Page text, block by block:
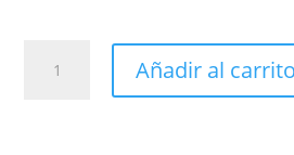
1007
Añadir al carrito